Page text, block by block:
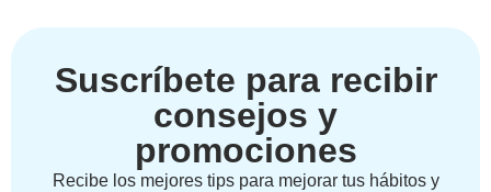
Suscríbete para recibir
consejos y
promociones
Recibe los mejores tips para mejorar tus hábitos y